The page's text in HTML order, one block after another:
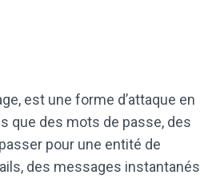
est une forme d’attaque en
que des mots de passe, des
pour une entité de
des messages instantanés